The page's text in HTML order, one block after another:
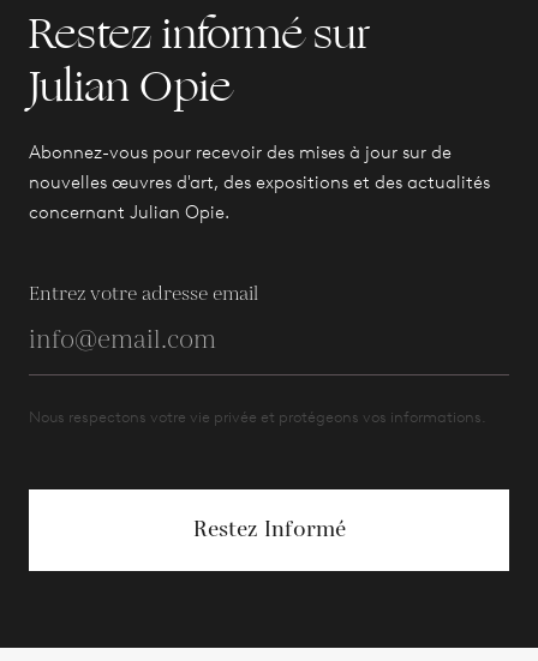
Restez informé sur
Julian Opie
Abonnez-vous pour recevoir des mises à jour sur de
nouvelles œuvres d'art, des expositions et des actualités
concernant Julian Opie.
Entrez votre adresse email
Nous respectons votre vie privée et protégeons vos informations.
Restez Informé